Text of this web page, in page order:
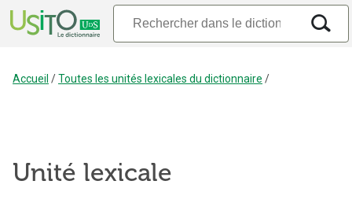
Accueil /Toutes les unités lexicales du dictionnaire /
Unité lexicale